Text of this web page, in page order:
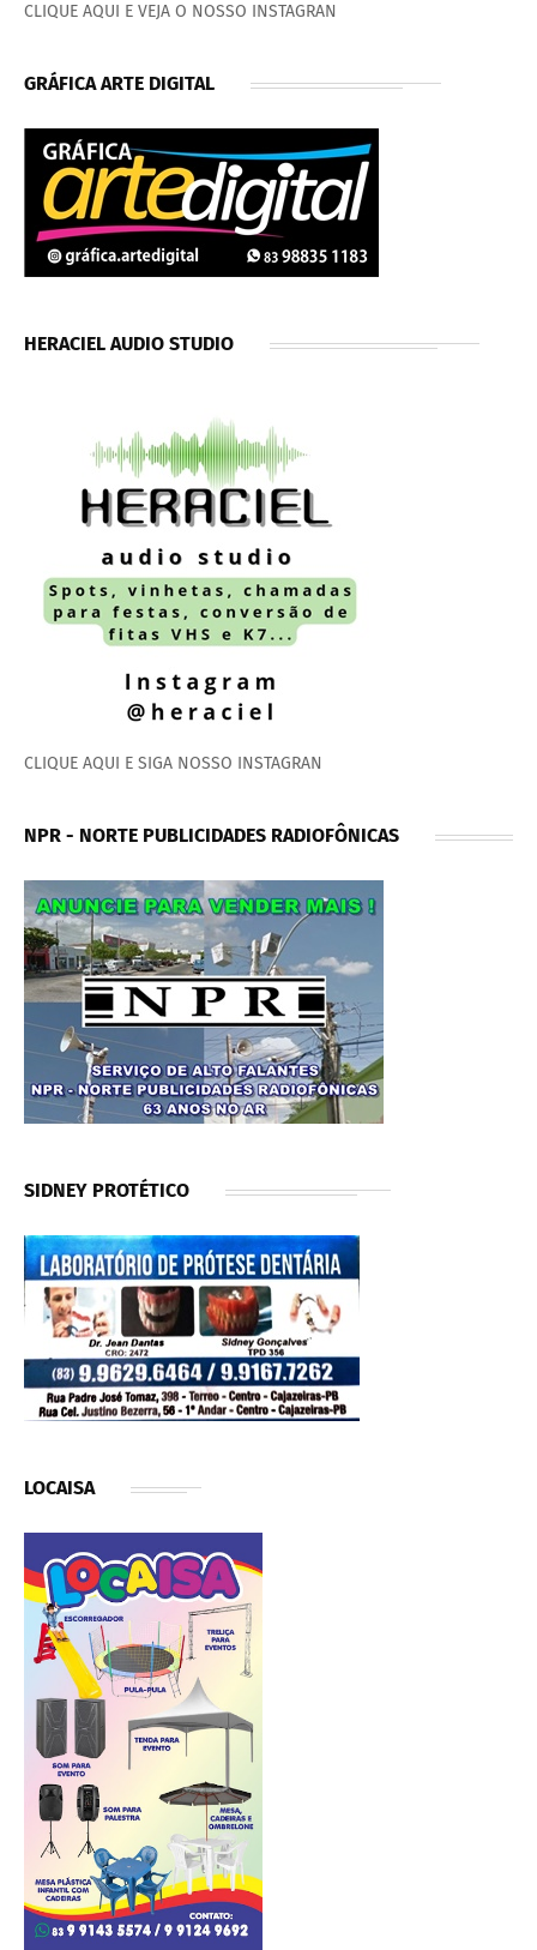
CLIQUE AQUI E VEJA O NOSSO INSTAGRAN
GRÁFICA ARTE DIGITAL
HERACIEL AUDIO STUDIO
CLIQUE AQUI E SIGA NOSSO INSTAGRAN
NPR - NORTE PUBLICIDADES RADIOFÔNICAS
SIDNEY PROTÉTICO
LOCAISA